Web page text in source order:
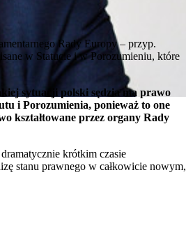
Rady Europy – przyp.
w Statucie i w Porozumieniu, które
sytuacji polski sędzia ma prawo
i Porozumienia, ponieważ to one
kształtowane przez organy Rady
krótkim czasie
stanu prawnego w całkowicie nowym,